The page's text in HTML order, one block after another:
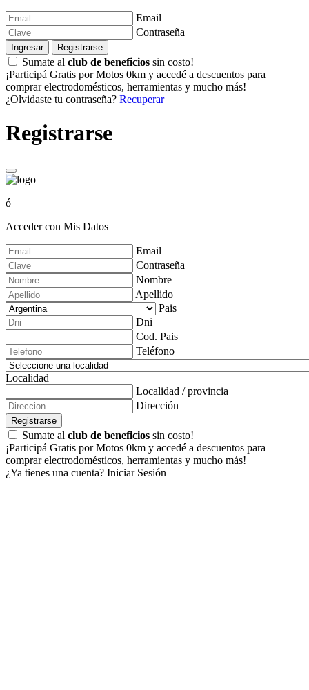
Email
Contraseña
Ingresar Registrarse
Sumate al club de beneficios sin costo!
¡Participá Gratis por Motos 0km y accedé a descuentos para
comprar electrodomésticos, herramientas y mucho más!
¿Olvidaste tu contraseña? Recuperar
Registrarse
ó
Acceder con Mis Datos
Email
Contraseña
Nombre
Apellido
Pais
Dni
Cod. Pais
Teléfono
Localidad
Localidad / provincia
Dirección
Registrarse
Sumate al club de beneficios sin costo!
¡Participá Gratis por Motos 0km y accedé a descuentos para
comprar electrodomésticos, herramientas y mucho más!
¿Ya tienes una cuenta? Iniciar Sesión